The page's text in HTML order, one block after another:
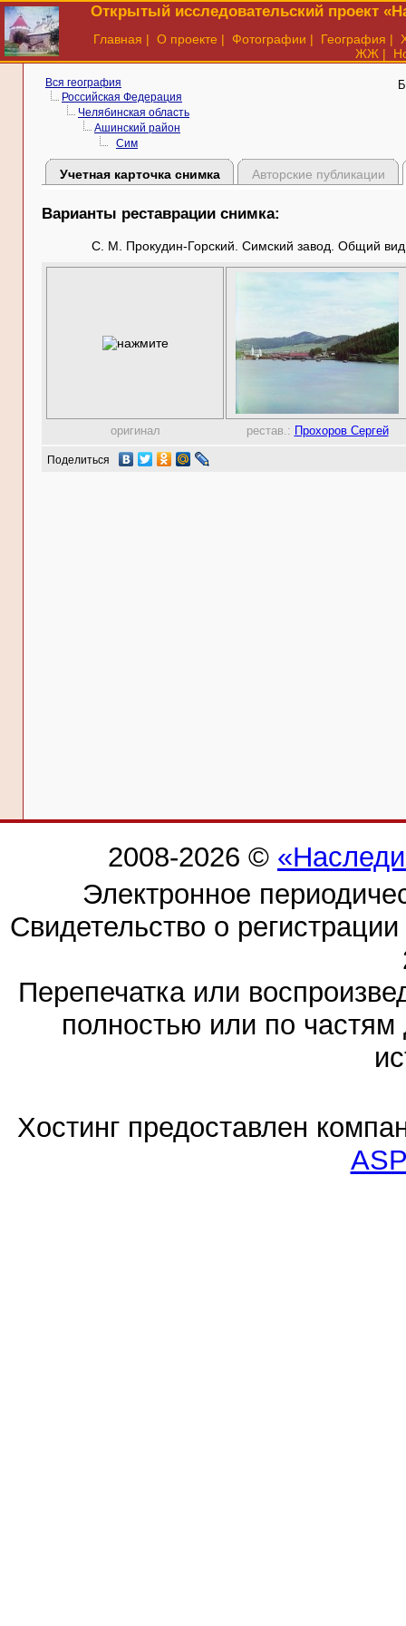
Открытый исследовательский проект
Главная | О проекте | Фотографии | География |
ЖЖ |
Вся география
Российская Федерация
Челябинская область
Ашинский район
Сим
Учетная карточка снимка Авторские публикации
Варианты реставрации снимка:
С. М. Прокудин-Горский. Симский завод. Общий
оригинал рестав.: Прохоров Сергей
Поделиться
2008-2026 ©
Электронное
Свидетельство о
Перепечатка или
полностью или по частям
Хостинг предоставлен